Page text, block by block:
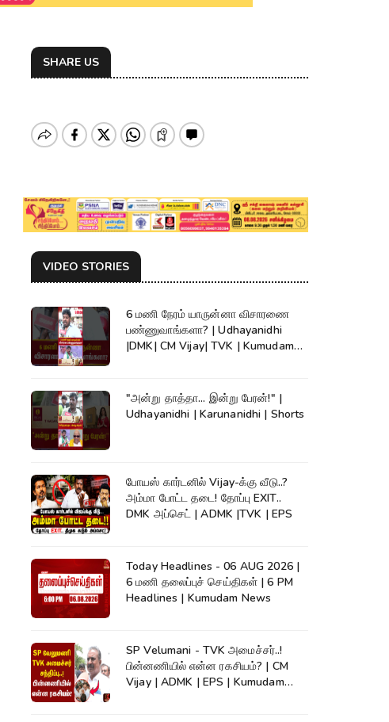
SHARE US
VIDEO STORIES
6 மணி நேரம் யாருன்னா விசாரணை
பண்ணுவாங்களா? | Udhayanidhi
|DMK| CM Vijay| TVK | Kumudam
"அன்று தாத்தா... இன்று பேரன்!" |
Udhayanidhi | Karunanidhi | Shorts
போயஸ் கார்டனில் Vijay-க்கு வீடு..?
அம்மா போட்ட தடை! தோப்பு EXIT..
DMK அப்செட் | ADMK |TVK | EPS
Today Headlines - 06 AUG 2026 |
6 மணி தலைப்புச் செய்திகள் | 6 PM
Headlines | Kumudam News
SP Velumani - TVK அமைச்சர்..!
பின்னணியில் என்ன ரகசியம்? | CM
Vijay | ADMK | EPS | Kumudam